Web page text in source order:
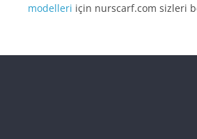
modelleri için nurscarf.com sizleri